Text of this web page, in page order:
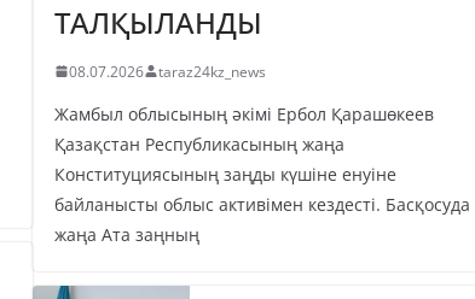
ТАЛҚЫЛАНДЫ
08.07.2026 taraz24kz_news
Жамбыл облысының әкімі Ербол Қарашөкеев
Қазақстан Республикасының жаңа
Конституциясының заңды күшіне енуіне
байланысты облыс активімен кездесті. Басқосуда
жаңа Ата заңның